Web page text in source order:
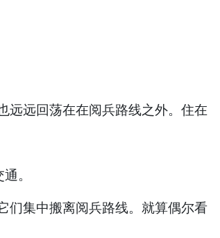
远远回荡在在阅兵路线之外。住在
。
们集中搬离阅兵路线。就算偶尔看